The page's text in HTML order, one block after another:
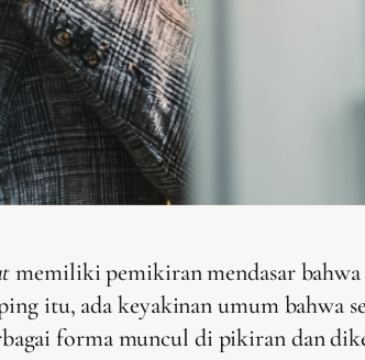
memiliki pemikiran mendasar
itu, ada keyakinan umum bahwa
forma muncul di pikiran dan